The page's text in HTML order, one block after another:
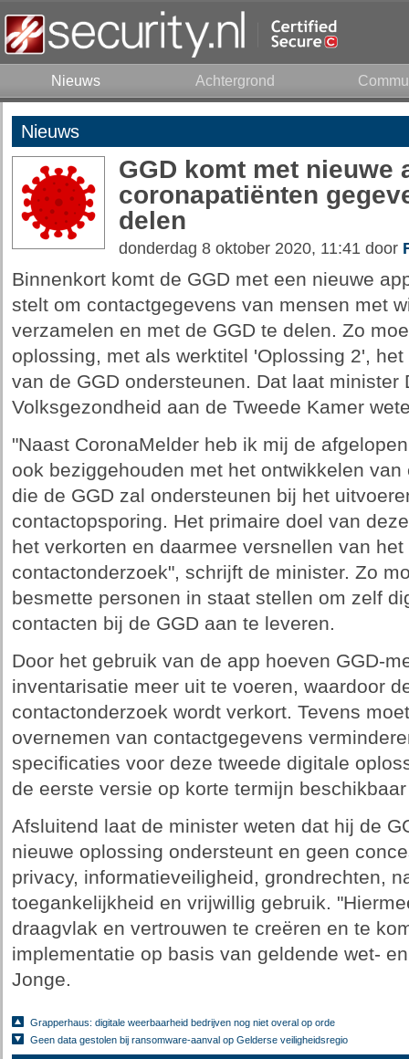
Nieuws Achtergrond
Nieuws
GGD komt met nieuwe
coronapatiënten
delen
donderdag 8 oktober 2020, 11:41 door
Binnenkort komt de GGD met een nieuwe
stelt om contactgegevens van mensen met
verzamelen en met de GGD te delen. Zo
oplossing, met als werktitel 'Oplossing 2',
van de GGD ondersteunen. Dat laat minister
Volksgezondheid aan de Tweede Kamer
"Naast CoronaMelder heb ik mij de
ook beziggehouden met het ontwikkelen
die de GGD zal ondersteunen bij het
contactopsporing. Het primaire doel van
het verkorten en daarmee versnellen van
contactonderzoek", schrijft de minister. Zo
besmette personen in staat stellen om zelf
contacten bij de GGD aan te leveren.
Door het gebruik van de app hoeven GGD-
inventarisatie meer uit te voeren, waardoor
contactonderzoek wordt verkort. Tevens
overnemen van contactgegevens
specificaties voor deze tweede digitale
de eerste versie op korte termijn
Afsluitend laat de minister weten dat hij de
nieuwe oplossing ondersteunt en geen
privacy, informatieveiligheid, grondrechten,
toegankelijkheid en vrijwillig gebruik.
draagvlak en vertrouwen te creëren en te
implementatie op basis van geldende wet-
Jonge.
Grapperhaus: digitale weerbaarheid bedrijven nog niet overal op orde
Geen data gestolen bij ransomware-aanval op Gelderse veiligheidsregio